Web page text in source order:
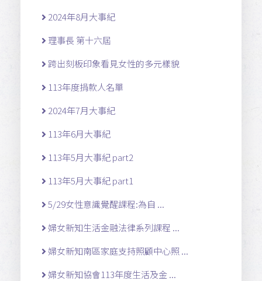
2024年8月大事紀
理事長 第十六屆
跨出刻板印象看見女性的多元樣貌
113年度捐款人名單
2024年7月大事紀
113年6月大事紀
113年5月大事紀 part2
113年5月大事紀 part1
5/29女性意識覺醒課程:為自 ...
婦女新知生活金融法律系列課程 ...
婦女新知南區家庭支持照顧中心照 ...
婦女新知協會113年度生活及金 ...